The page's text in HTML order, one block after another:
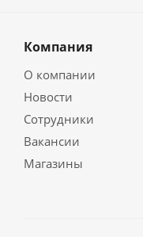
Компания
О компании
Новости
Сотрудники
Вакансии
Магазины